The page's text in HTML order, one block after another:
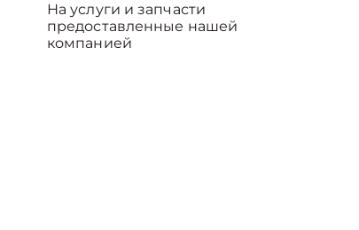
На услуги и запчасти
предоставленные нашей
компанией